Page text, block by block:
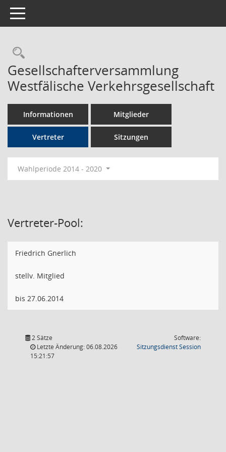
Toggle navigation
Rechercheauswahl
Gesellschafterversammlung
Westfälische Verkehrsgesellschaft
Informationen Mitglieder
Vertreter Sitzungen
Wahlperiode 2014 - 2020
Vertreter-Pool:
Friedrich Gnerlich
stellv. Mitglied
bis 27.06.2014
2 Sätze
Letzte Änderung: 06.08.2026
15:21:57
Software:
SitzungsdienstSession(Wird in